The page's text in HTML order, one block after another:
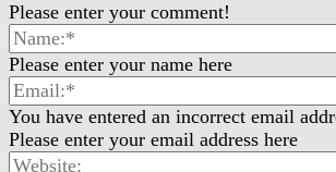
Please enter your comment!
Please enter your name here
You have entered an incorrect email
Please enter your email address here